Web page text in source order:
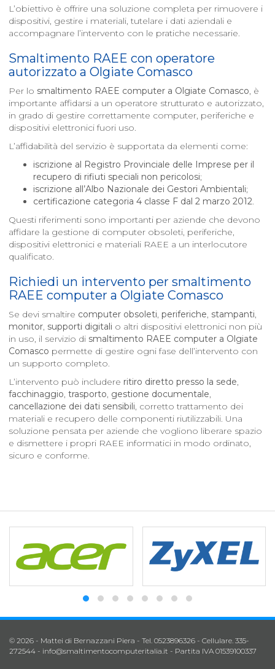
L’obiettivo è offrire una soluzione completa per rimuovere i
dispositivi, gestire i materiali, tutelare i dati aziendali e
accompagnare l’intervento con le pratiche necessarie.
Smaltimento RAEE con operatore
autorizzato a Olgiate Comasco
Per lo smaltimento RAEE computer a Olgiate Comasco, è
importante affidarsi a un operatore strutturato e autorizzato,
in grado di gestire correttamente computer, periferiche e
dispositivi elettronici fuori uso.
L’affidabilità del servizio è supportata da elementi come:
iscrizione al Registro Provinciale delle Imprese per il
recupero di rifiuti speciali non pericolosi;
iscrizione all’Albo Nazionale dei Gestori Ambientali;
certificazione categoria 4 classe F dal 2 marzo 2012.
Questi riferimenti sono importanti per aziende che devono
affidare la gestione di computer obsoleti, periferiche,
dispositivi elettronici e materiali RAEE a un interlocutore
qualificato.
Richiedi un intervento per smaltimento
RAEE computer a Olgiate Comasco
Se devi smaltire computer obsoleti, periferiche, stampanti,
monitor, supporti digitali o altri dispositivi elettronici non più
in uso, il servizio di smaltimento RAEE computer a Olgiate
Comasco permette di gestire ogni fase dell’intervento con
un supporto completo.
L’intervento può includere ritiro diretto presso la sede,
facchinaggio, trasporto, gestione documentale,
cancellazione dei dati sensibili, corretto trattamento dei
materiali e recupero delle componenti riutilizzabili. Una
soluzione pensata per aziende che vogliono liberare spazio
e dismettere i propri RAEE informatici in modo ordinato,
sicuro e conforme.
© 2026 - Mattei di Bernazzani Piera - Tel. 0523896326 - Cellulare. 335-
272544 - info@smaltimentocomputeritalia.it - Partita IVA 01539100337